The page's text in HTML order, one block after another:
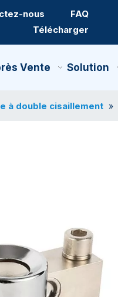
nous
FAQ
Télécharger
Vente Solution
à double cisaillement »